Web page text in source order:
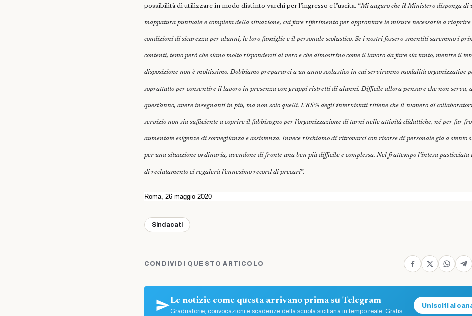
possibilità di utilizzare in modo distinto varchi per l’ingresso e l’uscita. “Mi auguro che il Ministero disponga di
mappatura puntuale e completa della situazione, cui fare riferimento per approntare le misure necessarie a riaprire
condizioni di sicurezza per alunni, le loro famiglie e il personale scolastico. Se i nostri fossero smentiti saremmo i
contenti, temo però che siano molto rispondenti al vero e che dimostrino come il lavoro da fare sia tanto, mentre il
disposizione non è moltissimo. Dobbiamo prepararci a un anno scolastico in cui serviranno modalità organizzative
soprattutto per consentire il lavoro in presenza con gruppi ristretti di alunni. Difficile allora pensare che non serva,
quest’anno, avere insegnanti in più, ma non solo quelli. L’85% degli intervistati ritiene che il numero di
servizio non sia sufficiente a coprire il fabbisogno per l’organizzazione di turni nelle attività didattiche, né per far
aumentate esigenze di sorveglianza e assistenza. Invece rischiamo di ritrovarci con risorse di personale già a stento
per una situazione ordinaria, avendone di fronte una ben più difficile e complessa. Nel frattempo l’intesa
di reclutamento ci regalerà l’ennesimo record di precari”.
Roma, 26 maggio 2020
Sindacati
CONDIVIDI QUESTO ARTICOLO
Le notizie come questa arrivano prima su Telegram
Graduatorie, convocazioni e scadenze della scuola siciliana in tempo reale. Gratis.
Unisciti al